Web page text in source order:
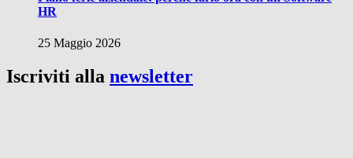
HR
25 Maggio 2026
Iscriviti alla newsletter